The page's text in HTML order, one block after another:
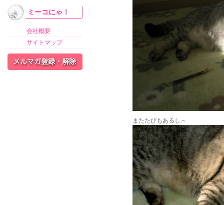
ミーコにゃ！
会社概要
サイトマップ
またたびもあるし～